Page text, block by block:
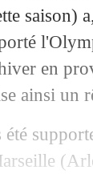
saison)
en
ainsi un
: un choix
Naples
:
: plus